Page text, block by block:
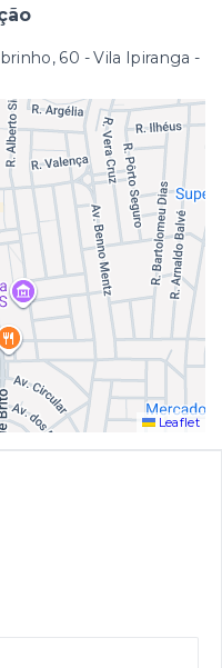
60 - Vila Ipiranga -
Leaflet